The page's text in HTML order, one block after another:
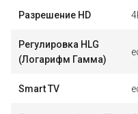
Разрешение HD
Регулировка HLG
(Логарифм Гамма)
Smart TV